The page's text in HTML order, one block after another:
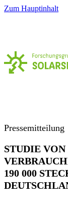
Zum Hauptinhalt
Pressemitteilung
STUDIE
190 000